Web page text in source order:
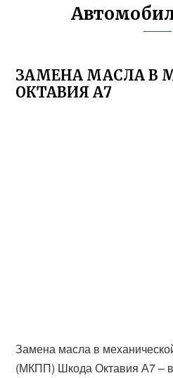
ЗАМЕНА МАСЛА В
ОКТАВИЯ А7
Замена масла в
(МКПП) Шкода Октавия А7 –